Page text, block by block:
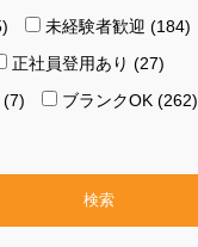
未経験者歓迎 (184)
正社員登用あり (27)
ブランクOK (262)